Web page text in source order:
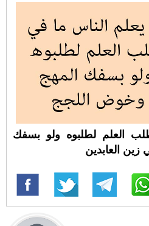
العلم لطلبوه ولو بسفك
العابدين